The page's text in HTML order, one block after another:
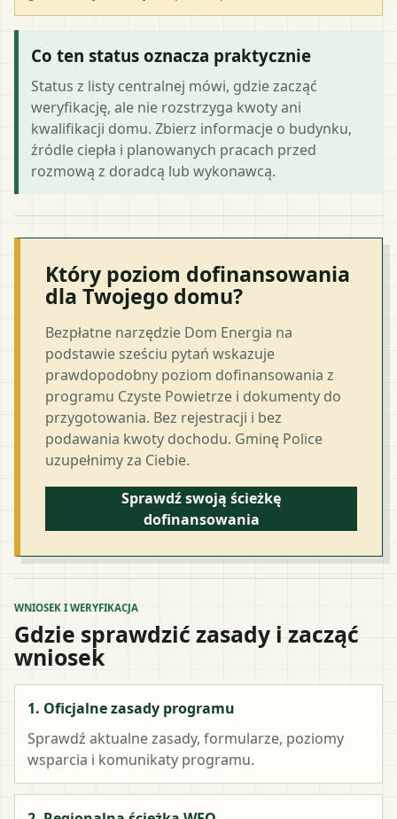
Co ten status oznacza praktycznie
Status z listy centralnej mówi, gdzie zacząć
weryfikację, ale nie rozstrzyga kwoty ani
kwalifikacji domu. Zbierz informacje o budynku,
źródle ciepła i planowanych pracach przed
rozmową z doradcą lub wykonawcą.
Który poziom dofinansowania
dla Twojego domu?
Bezpłatne narzędzie Dom Energia na
podstawie sześciu pytań wskazuje
prawdopodobny poziom dofinansowania z
programu Czyste Powietrze i dokumenty do
przygotowania. Bez rejestracji i bez
podawania kwoty dochodu. Gminę Police
uzupełnimy za Ciebie.
Sprawdź swoją ścieżkę
dofinansowania
WNIOSEK I WERYFIKACJA
Gdzie sprawdzić zasady i zacząć
wniosek
1. Oficjalne zasady programu
Sprawdź aktualne zasady, formularze, poziomy
wsparcia i komunikaty programu.